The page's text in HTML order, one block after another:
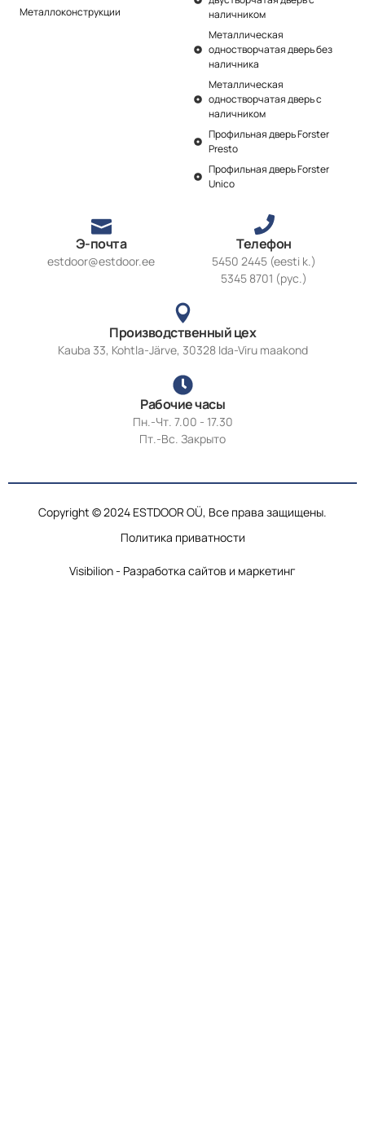
Металлоконструкции
наличником
Металлическая
одностворчатая дверь без
наличника
Металлическая
одностворчатая дверь с
наличником
Профильная дверь Forster
Presto
Профильная дверь Forster
Unico
Э-почта
estdoor@estdoor.ee
Телефон
5450 2445 (eesti k.)
5345 8701 (рус.)
Производственный цех
Kauba 33, Kohtla-Järve, 30328 Ida-Viru maakond
Рабочие часы
Пн.-Чт. 7.00 - 17.30
Пт.-Вс. Закрыто
Copyright © 2024 ESTDOOR OÜ, Все права защищены.
Политика приватности
Visibilion - Разработка сайтов и маркетинг